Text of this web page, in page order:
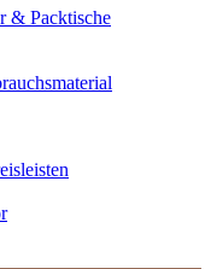
& Packtische